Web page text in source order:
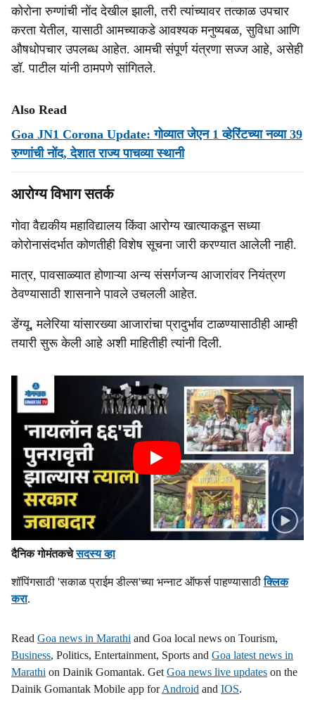
कोरोना रुग्णांची नोंद देखील झाली, तरी त्यांच्यावर तत्काळ उपचार
करता येतील, यासाठी आमच्याकडे आवश्यक मनुष्यबळ, सुविधा आणि
औषधोपचार उपलब्ध आहेत. आमची संपूर्ण यंत्रणा सज्ज आहे, असेही
डॉ. पाटील यांनी ठामपणे सांगितले.
Also Read
Goa JN1 Corona Update: गोव्यात जेएन 1 व्हेरिंटच्या नव्या 39
रुग्णांची नोंद, देशात राज्य पाचव्या स्थानी
आरोग्य विभाग सतर्क
गोवा वैद्यकीय महाविद्यालय किंवा आरोग्य खात्याकडून सध्या
कोरोनासंदर्भात कोणतीही विशेष सूचना जारी करण्यात आलेली नाही.
मात्र, पावसाळ्यात होणाऱ्या अन्य संसर्गजन्य आजारांवर नियंत्रण
ठेवण्यासाठी शासनाने पावले उचलली आहेत.
डेंग्यू, मलेरिया यांसारख्या आजारांचा प्रादुर्भाव टाळण्यासाठीही आम्ही
तयारी सुरू केली आहे अशी माहितीही त्यांनी दिली.
दैनिक गोमंतकचेसदस्य व्हा
शॉपिंगसाठी 'सकाळ प्राईम डील्स'च्या भन्नाट ऑफर्स पाहण्यासाठीक्लिक
करा.
Read Goa news in Marathi and Goa local news on Tourism,
Business, Politics, Entertainment, Sports and Goa latest news in
Marathi on Dainik Gomantak. Get Goa news live updates on the
Dainik Gomantak Mobile app forAndroid and IOS.